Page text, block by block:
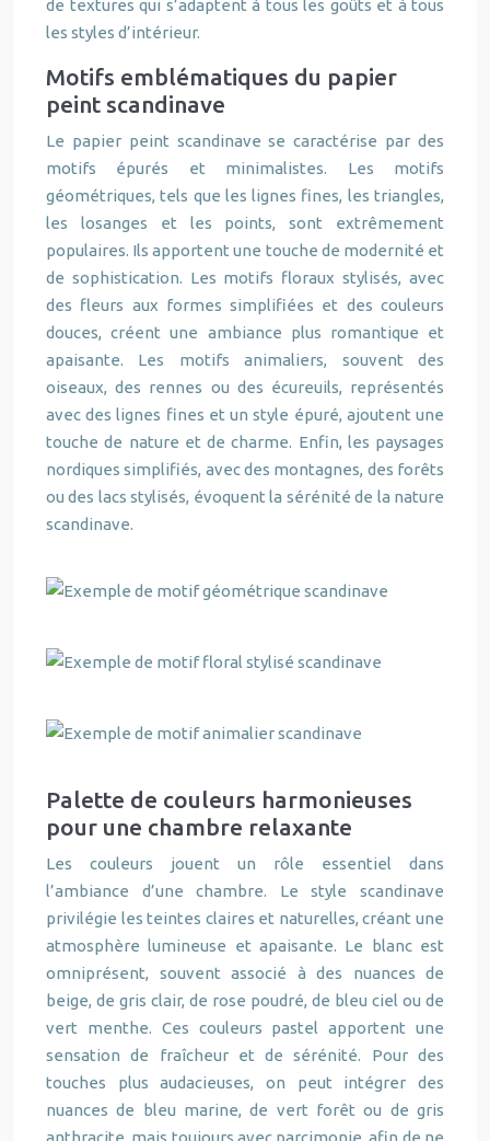
de textures qui s’adaptent à tous les goûts et à tous
les styles d’intérieur.
Motifs emblématiques du papier
peint scandinave
Le papier peint scandinave se caractérise par des
motifs épurés et minimalistes. Les motifs
géométriques, tels que les lignes fines, les triangles,
les losanges et les points, sont extrêmement
populaires. Ils apportent une touche de modernité et
de sophistication. Les motifs floraux stylisés, avec
des fleurs aux formes simplifiées et des couleurs
douces, créent une ambiance plus romantique et
apaisante. Les motifs animaliers, souvent des
oiseaux, des rennes ou des écureuils, représentés
avec des lignes fines et un style épuré, ajoutent une
touche de nature et de charme. Enfin, les paysages
nordiques simplifiés, avec des montagnes, des forêts
ou des lacs stylisés, évoquent la sérénité de la nature
scandinave.
Palette de couleurs harmonieuses
pour une chambre relaxante
Les couleurs jouent un rôle essentiel dans
l’ambiance d’une chambre. Le style scandinave
privilégie les teintes claires et naturelles, créant une
atmosphère lumineuse et apaisante. Le blanc est
omniprésent, souvent associé à des nuances de
beige, de gris clair, de rose poudré, de bleu ciel ou de
vert menthe. Ces couleurs pastel apportent une
sensation de fraîcheur et de sérénité. Pour des
touches plus audacieuses, on peut intégrer des
nuances de bleu marine, de vert forêt ou de gris
anthracite, mais toujours avec parcimonie, afin de ne